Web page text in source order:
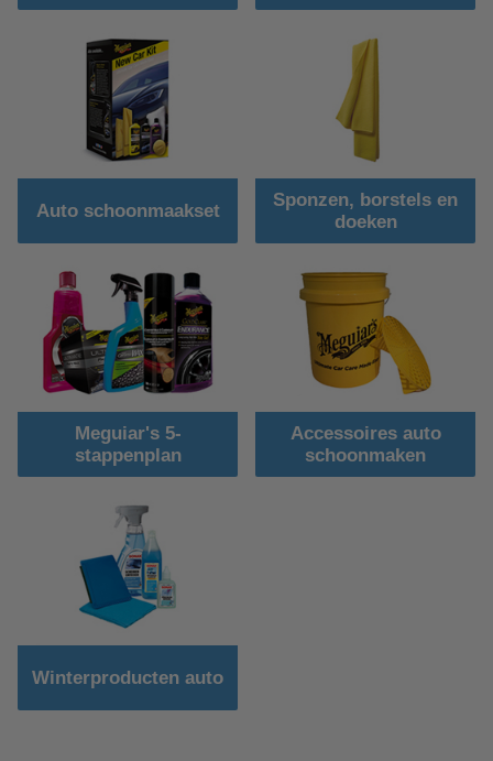
Auto schoonmaakset
Sponzen, borstels en
doeken
Meguiar's 5-
stappenplan
Accessoires auto
schoonmaken
Winterproducten auto